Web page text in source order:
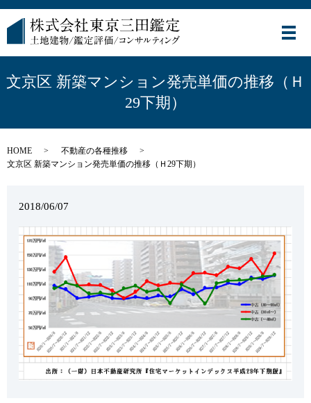
メ
文京区 新築マンション発売単価の推移（Ｈ
29下期）
HOME
不動産の各種推移
文京区 新築マンション発売単価の推移（Ｈ29下期）
2018/06/07